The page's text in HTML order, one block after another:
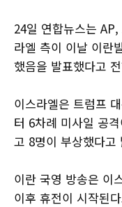
24일 연합뉴스는
라엘 측이 이날 이란
했음을 발표했다고
이스라엘은 트럼프
터 6차례 미사일 공
고 8명이 부상했다고
이란 국영 방송은 이
이후 휴전이 시작된